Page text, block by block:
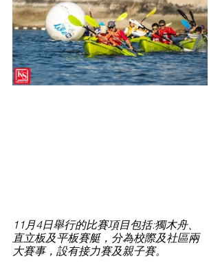
11月4日舉行的比賽項目包括:獨木舟、
直立板及平板賽艇，分為校際及社區兩
大賽事，設有接力賽及親子賽。